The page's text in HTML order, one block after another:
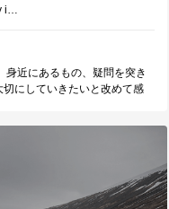
i…
身近にあるもの、疑問を突き
にしていきたいと改めて感